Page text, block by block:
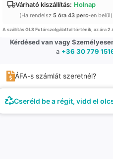
Várható kiszállítás: Holnap
(Ha rendelsz 5 óra 43 perc-en belül)
A szállítás GLS Futárszolgálattal történik, az ára 2
Kérdésed van vagy
a +36 30 779
ÁFA-s számlát szeretnél?
Cseréld be a régit, vidd el